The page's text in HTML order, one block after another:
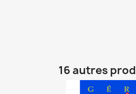
16 autres